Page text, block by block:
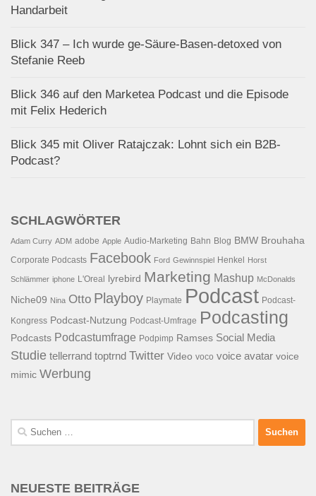
Handarbeit
Blick 347 – Ich wurde ge-Säure-Basen-detoxed von
Stefanie Reeb
Blick 346 auf den Marketea Podcast und die Episode
mit Felix Hederich
Blick 345 mit Oliver Ratajczak: Lohnt sich ein B2B-
Podcast?
SCHLAGWÖRTER
Adam Curry ADM adobe Apple Audio-Marketing Bahn Blog BMW Brouhaha
Corporate Podcasts Facebook Ford Gewinnspiel Henkel Horst
Schlämmer iphone L'Oreal lyrebird Marketing Mashup McDonalds
Niche09 Nina Otto Playboy Playmate Podcast Podcast-
Kongress Podcast-Nutzung Podcast-Umfrage Podcasting
Podcasts Podcastumfrage Podpimp Ramses Social Media
Studie tellerrand toptrnd Twitter Video voco voice avatar voice
mimic Werbung
Suchen
nach:
NEUESTE BEITRÄGE